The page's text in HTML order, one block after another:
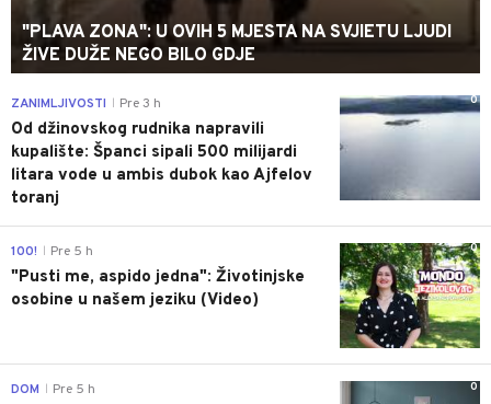
"PLAVA ZONA": U OVIH 5 MJESTA NA SVJIETU LJUDI
ŽIVE DUŽE NEGO BILO GDJE
0
ZANIMLJIVOSTI Pre 3 h
Od džinovskog rudnika napravili
kupalište: Španci sipali 500 milijardi
litara vode u ambis dubok kao Ajfelov
toranj
0
100! Pre 5 h
"Pusti me, aspido jedna": Životinjske
osobine u našem jeziku (Video)
0
DOM Pre 5 h